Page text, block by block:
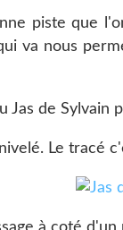
piste que
va nous
Jas de
Le tracé